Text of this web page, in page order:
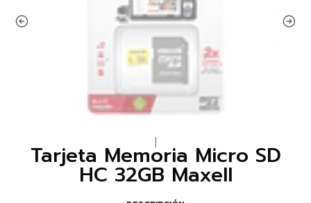
Tarjeta Memoria Micro SD
HC 32GB Maxell